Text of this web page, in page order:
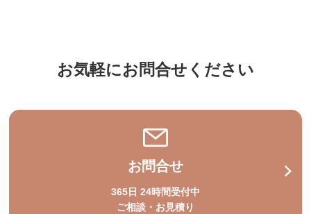
お気軽にお問合せください
お問合せ
365日 24時間受付中
ご相談・お見積り